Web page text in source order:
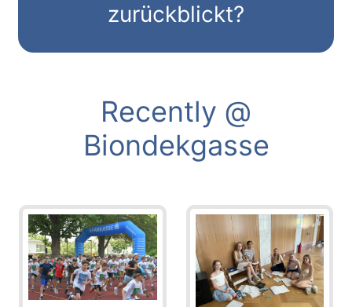
zurückblickt?
Recently @
Biondekgasse